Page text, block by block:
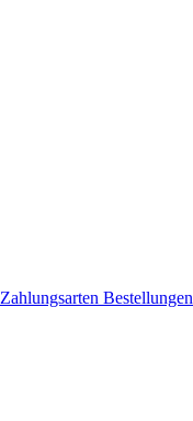
Zahlungsarten Bestellungen